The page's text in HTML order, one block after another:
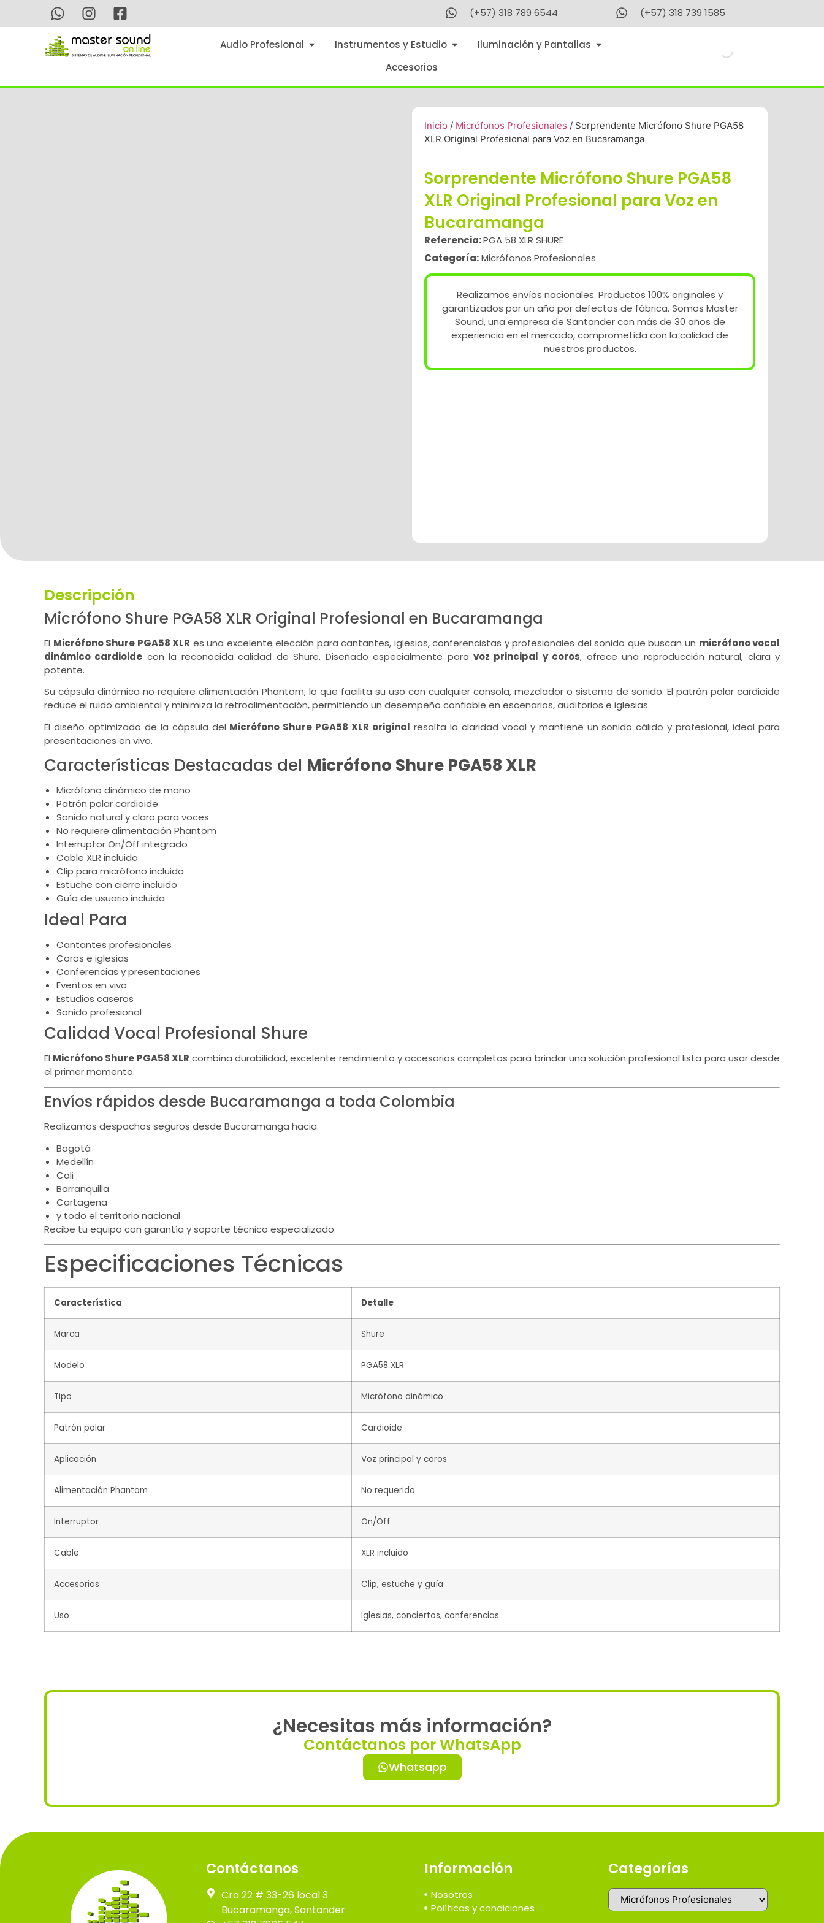
(+57) 318 789 6544 (+57) 318 739 1585
Audio Profesional Instrumentos y Estudio
Iluminación y Pantallas
Accesorios
Inicio / Micrófonos Profesionales / Sorprendente Micrófono Shure PGA58
XLR Original Profesional para Voz en Bucaramanga
Sorprendente Micrófono Shure PGA58
XLR Original Profesional para Voz en
Bucaramanga
Referencia:PGA 58 XLR SHURE
Categoría:Micrófonos Profesionales
Realizamos envíos nacionales. Productos 100% originales y
garantizados por un año por defectos de fábrica. Somos Master
Sound, una empresa de Santander con más de 30 años de
experiencia en el mercado, comprometida con la calidad de
nuestros productos.
Descripción
Micrófono Shure PGA58 XLR Original Profesional en Bucaramanga
El Micrófono Shure PGA58 XLR es una excelente elección para cantantes, iglesias, conferencistas y profesionales del sonido que buscan un micrófono vocal
dinámico cardioide con la reconocida calidad de Shure. Diseñado especialmente para voz principal y coros, ofrece una reproducción natural, clara y
potente.
Su cápsula dinámica no requiere alimentación Phantom, lo que facilita su uso con cualquier consola, mezclador o sistema de sonido. El patrón polar cardioide
reduce el ruido ambiental y minimiza la retroalimentación, permitiendo un desempeño confiable en escenarios, auditorios e iglesias.
El diseño optimizado de la cápsula del Micrófono Shure PGA58 XLR original resalta la claridad vocal y mantiene un sonido cálido y profesional, ideal para
presentaciones en vivo.
Características Destacadas del Micrófono Shure PGA58 XLR
Micrófono dinámico de mano
Patrón polar cardioide
Sonido natural y claro para voces
No requiere alimentación Phantom
Interruptor On/Off integrado
Cable XLR incluido
Clip para micrófono incluido
Estuche con cierre incluido
Guía de usuario incluida
Ideal Para
Cantantes profesionales
Coros e iglesias
Conferencias y presentaciones
Eventos en vivo
Estudios caseros
Sonido profesional
Calidad Vocal Profesional Shure
El Micrófono Shure PGA58 XLR combina durabilidad, excelente rendimiento y accesorios completos para brindar una solución profesional lista para usar desde
el primer momento.
Envíos rápidos desde Bucaramanga a toda Colombia
Realizamos despachos seguros desde Bucaramanga hacia:
Bogotá
Medellín
Cali
Barranquilla
Cartagena
y todo el territorio nacional
Recibe tu equipo con garantía y soporte técnico especializado.
Especificaciones Técnicas
Característica Detalle
Marca Shure
Modelo PGA58 XLR
Tipo Micrófono dinámico
Patrón polar Cardioide
Aplicación Voz principal y coros
Alimentación Phantom No requerida
Interruptor On/Off
Cable XLR incluido
Accesorios Clip, estuche y guía
Uso Iglesias, conciertos, conferencias
¿Necesitas más información?
Contáctanos por WhatsApp
Whatsapp
Contáctanos
Cra 22 # 33-26 local 3
Bucaramanga, Santander
Información
Nosotros
Políticas y condiciones
Categorías